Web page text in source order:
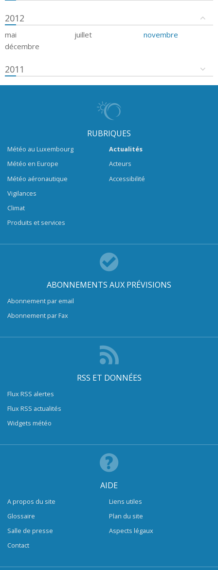
2012
mai juillet
novembre
décembre
2011
RUBRIQUES
Météo au Luxembourg
Météo en Europe
Météo aéronautique
Vigilances
Climat
Produits et services
Actualités
Acteurs
Accessibilité
ABONNEMENTS AUX PRÉVISIONS
Abonnement par email
Abonnement par Fax
RSS ET DONNÉES
Flux RSS alertes
Flux RSS actualités
Widgets météo
AIDE
A propos du site
Glossaire
Salle de presse
Contact
Liens utiles
Plan du site
Aspects légaux